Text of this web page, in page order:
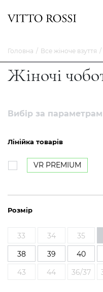
Головна Все жіноче взуття
Жіночі
Вибір за
Лінійка товарів
VR PREMIUM
Розмір
33 34 35
38
39 40
43
44 36/37